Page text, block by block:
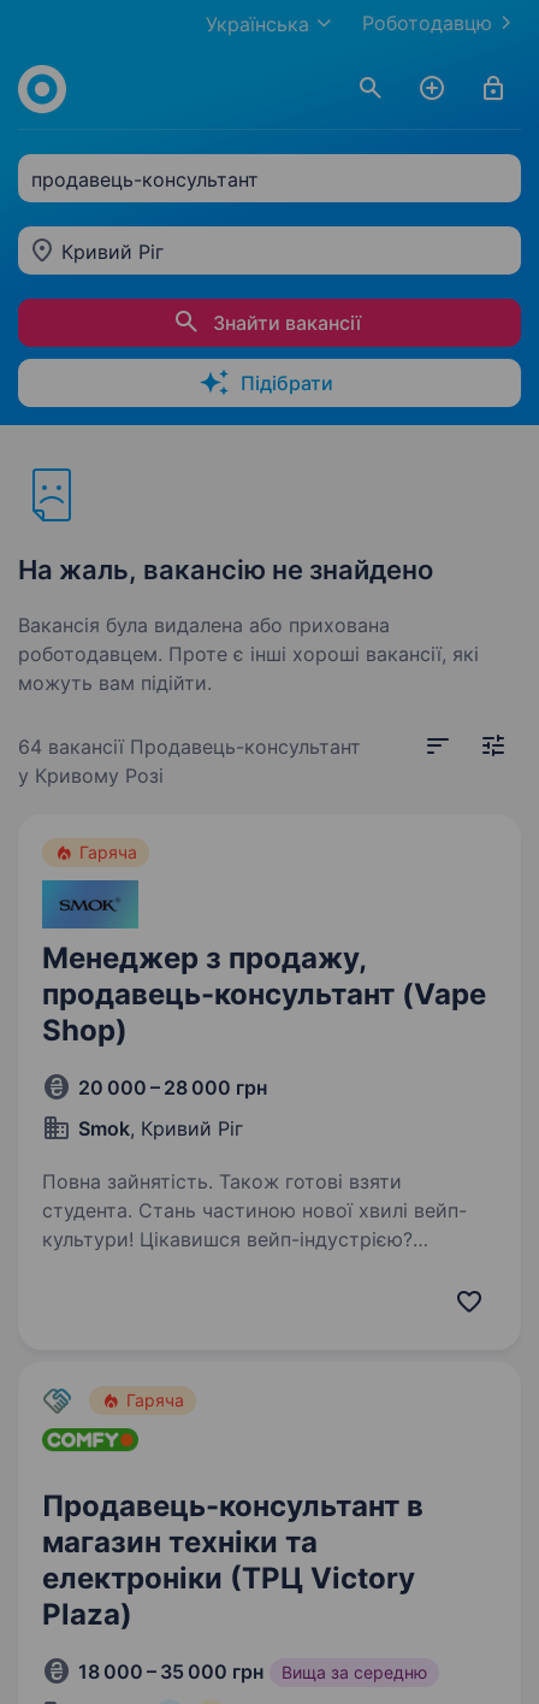
Роботодавцю
Українська
продавець-консультант
Кривий Ріг
Знайти вакансії
Підібрати
На жаль, вакансію не знайдено
Вакансія була видалена або прихована
роботодавцем. Проте є інші хороші вакансії, які
можуть вам підійти.
64 вакансії Продавець-консультант
у Кривому Розі
Гаряча
Менеджер з продажу,
продавець-консультант (Vape
Shop)
20 000 – 28 000 грн
Smok, Кривий Ріг
Повна зайнятість. Також готові взяти
студента. Стань частиною нової хвилі вейп-
культури! Цікавишся вейп-індустрією?
Отримай трендову професію з гідним доходом
Гаряча
Продавець-консультант в
магазин техніки та
електроніки (ТРЦ Victory
Plaza)
18 000 – 35 000 грн Вища за середню